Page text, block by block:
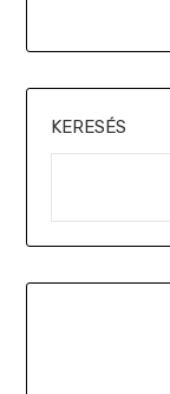
KERESÉS